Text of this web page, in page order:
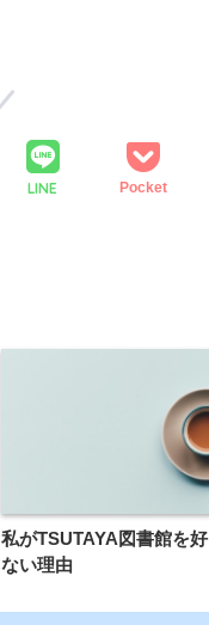
LINE Pocket
私がTSUTAYA図書館を
ない理由